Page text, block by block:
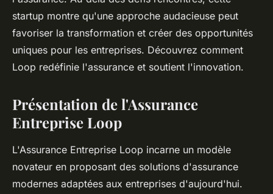
startup montre qu'une approche audacieuse peut
favoriser la transformation et créer des opportunités
uniques pour les entreprises. Découvrez comment
Loop redéfinie l'assurance et soutient l'innovation.
Présentation de l'Assurance
Entreprise Loop
L'Assurance Entreprise Loop incarne un modèle
novateur en proposant des solutions d'assurance
modernes adaptées aux entreprises d'aujourd'hui.